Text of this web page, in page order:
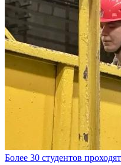
Более 30 студентов